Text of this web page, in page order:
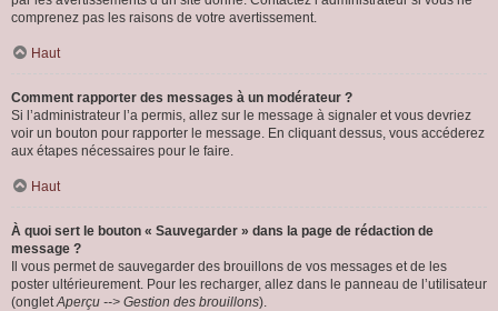
comprenez pas les raisons de votre avertissement.
Haut
Comment rapporter des messages à un modérateur ?
Si l’administrateur l’a permis, allez sur le message à signaler et vous devriez
voir un bouton pour rapporter le message. En cliquant dessus, vous accéderez
aux étapes nécessaires pour le faire.
Haut
À quoi sert le bouton « Sauvegarder » dans la page de rédaction de
message ?
Il vous permet de sauvegarder des brouillons de vos messages et de les
poster ultérieurement. Pour les recharger, allez dans le panneau de l’utilisateur
(ongletAperçu --> Gestion des brouillons).